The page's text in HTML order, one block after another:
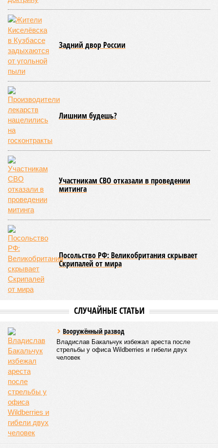
уменьшить масштабы человеческой популяции.
(фото: en.wikipedia.org)
Да, наша любимая маленькая планета может быть
единственной, где в пределах Солнечной системы есть
полноценная жизнь, но Земля также регулярно пытается
эту жизнь уничтожить. Так уж вышло, что внутренние
процессы на планете включают в себя всевозможные
геологические, метеорологические и физические явления,
которые для человека довольно опасны. Или попросту
смертельны. И вот несколько тому примеров.
Все стихии сразу
Около 100 лет назад в Поднебесной приключилось то, что
у нас назвали бы тридцатью тремя несчастьями. Страну
последовательно поразили: многолетняя засуха, страшный
паводок, невероятные ливни. Несколько миллионов
человек не пережили этот разгул стихий. Вот что тогда
Зима 1931 года выдалась в Китае чрезвычайно
продолжительной и суровой. Снега образовалось огромное
количество – казалось бы, хороший знак после периода
великой суши, продолжавшегося с 1928-го. Но всё
обратилось катастрофой. Снег растаял, устремился в реки,
начался небывалый паводок, быстро обернувшийся
страшным наводнением, которое обильные весенние ливни
только усугубили. К июню всё это преобразовалось в
массовый потоп, в июле же Китай в дополнение накрыло
сразу девятью циклонами. Последствия оказались
невообразимыми: наводнение погребло под собой
территорию в 180 тыс. квадратных километров, что равно
по площади Карелии, шести Курским или Калужским
В общем, недаром события 1931-го находятся на первом
месте в списке самых смертоносных стихийных бедствий,
когда-либо происходивших на планете. Число
пострадавших в тот год достигло 53 млн человек, число
погибших, по некоторым оценкам, составило 4 миллиона.
Впрочем, для Китая подобное не в новинку. Так, в сентябре